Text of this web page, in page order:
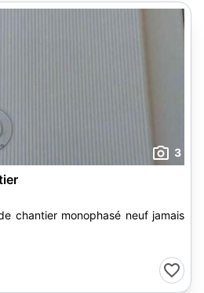
3
chantier monophasé neuf jamais